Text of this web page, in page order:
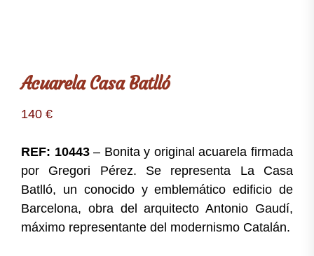
Acuarela Casa Batlló
140 €
REF: 10443– Bonita y original acuarela firmada
por Gregori Pérez. Se representa La Casa
Batlló, un conocido y emblemático edificio de
Barcelona, obra del arquitecto Antonio Gaudí,
máximo representante del modernismo Catalán.